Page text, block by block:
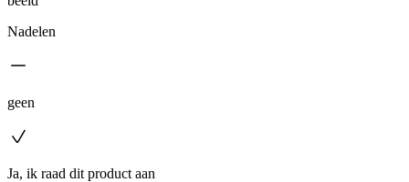
Nadelen
geen
Ja, ik raad dit product aan